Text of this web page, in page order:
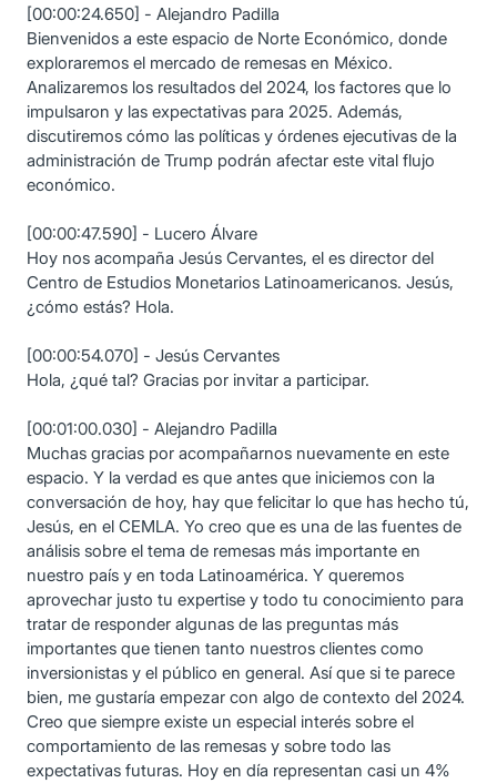
[00:00:24.650] - Alejandro Padilla
Bienvenidos a este espacio de Norte Económico, donde
exploraremos el mercado de remesas en México.
Analizaremos los resultados del 2024, los factores que lo
impulsaron y las expectativas para 2025. Además,
discutiremos cómo las políticas y órdenes ejecutivas de la
administración de Trump podrán afectar este vital flujo
económico.
[00:00:47.590] - Lucero Álvare
Hoy nos acompaña Jesús Cervantes, el es director del
Centro de Estudios Monetarios Latinoamericanos. Jesús,
¿cómo estás? Hola.
[00:00:54.070] - Jesús Cervantes
Hola, ¿qué tal? Gracias por invitar a participar.
[00:01:00.030] - Alejandro Padilla
Muchas gracias por acompañarnos nuevamente en este
espacio. Y la verdad es que antes que iniciemos con la
conversación de hoy, hay que felicitar lo que has hecho tú,
Jesús, en el CEMLA. Yo creo que es una de las fuentes de
análisis sobre el tema de remesas más importante en
nuestro país y en toda Latinoamérica. Y queremos
aprovechar justo tu expertise y todo tu conocimiento para
tratar de responder algunas de las preguntas más
importantes que tienen tanto nuestros clientes como
inversionistas y el público en general. Así que si te parece
bien, me gustaría empezar con algo de contexto del 2024.
Creo que siempre existe un especial interés sobre el
comportamiento de las remesas y sobre todo las
expectativas futuras. Hoy en día representan casi un 4%